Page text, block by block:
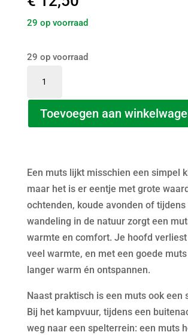
29 op voorraad
29 op voorraad
Toevoegen aan
Een muts lijkt misschien een simpel
maar het is er eentje met grote
ochtenden, koude avonden of tijdens
wandeling in de natuur zorgt een
warmte en comfort. Je hoofd
veel warmte, en met een goede
langer warm én ontspannen.
Naast praktisch is een muts ook een
Bij het kampvuur, tijdens een
weg naar een spelterrein: een muts